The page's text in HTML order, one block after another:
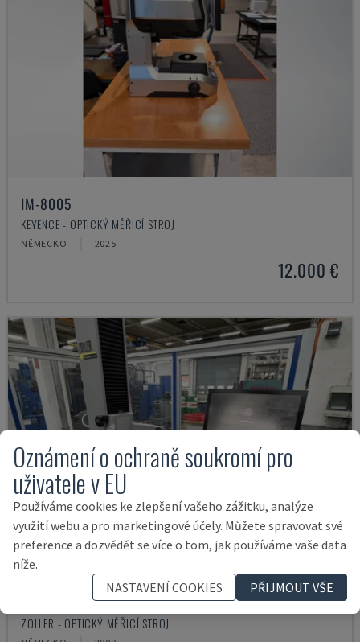
IM-8005
KEYENCE - OPTICKÝ MĚŘICÍ STROJ
NĚMECKO 2025
12.000 €
VENTURION 600/8
ZOLLER - OPTICKÝ MĚŘICÍ STROJ
Oznámení o ochraně soukromí pro
uživatele v EU
Používáme cookies ke zlepšení vašeho zážitku, analýze
využití webu a pro marketingové účely. Můžete spravovat své
preference a dozvědět se více o tom, jak používáme vaše data
níže.
NASTAVENÍ COOKIES
PŘIJMOUT VŠE